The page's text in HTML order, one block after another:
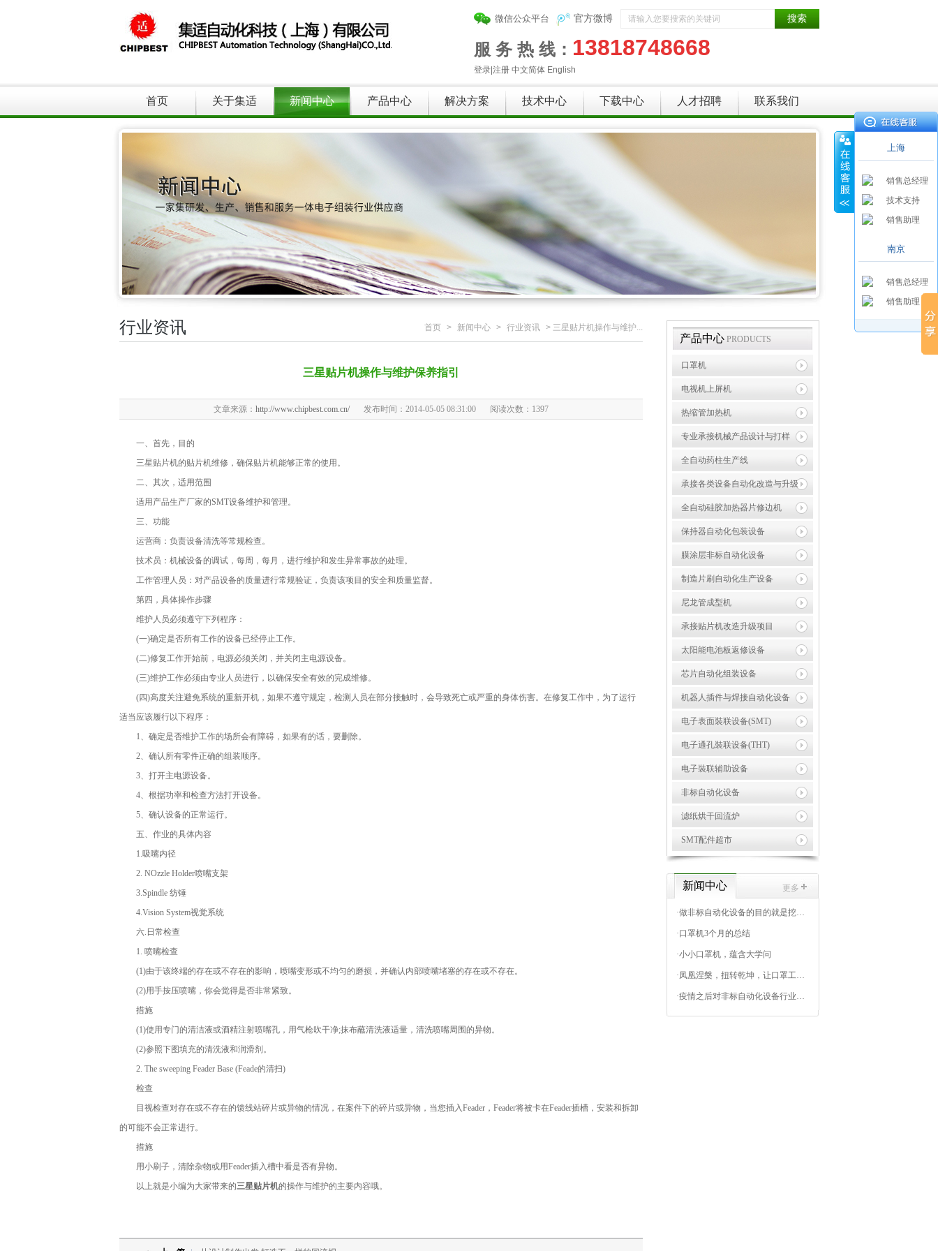
官方微博
微信公众平台
服 务 热 线： 13818748668
登录| 注册 中文简体 English
首页 关于集适 新闻中心 产品中心 解决方案 技术中心 下载中心 人才招聘 联系我们
行业资讯 首页 > 新闻中心 > 行业资讯 > 三星贴片机操作与维护...
三星贴片机操作与维护保养指引
文章来源： http://www.chipbest.com.cn/ 发布时间：2014-05-05 08:31:00 阅读次数： 1397
一、首先，目的
三星贴片机的贴片机维修，确保贴片机能够正常的使用。
二、其次，适用范围
适用产品生产厂家的SMT设备维护和管理。
三、功能
运营商：负责设备清洗等常规检查。
技术员：机械设备的调试，每周，每月，进行维护和发生异常事故的处理。
工作管理人员：对产品设备的质量进行常规验证，负责该项目的安全和质量监督。
第四，具体操作步骤
维护人员必须遵守下列程序：
(一)确定是否所有工作的设备已经停止工作。
(二)修复工作开始前，电源必须关闭，并关闭主电源设备。
(三)维护工作必须由专业人员进行，以确保安全有效的完成维修。
(四)高度关注避免系统的重新开机，如果不遵守规定，检测人员在部分接触时，会导致死亡或严重的身体伤害。在修复工作中，为了运行
适当应该履行以下程序：
1、确定是否维护工作的场所会有障碍，如果有的话，要删除。
2、确认所有零件正确的组装顺序。
3、打开主电源设备。
4、根据功率和检查方法打开设备。
5、确认设备的正常运行。
五、作业的具体内容
1.吸嘴内径
2. NOzzle Holder喷嘴支架
3.Spindle 纺锤
4.Vision System视觉系统
六.日常检查
1. 喷嘴检查
(1)由于该终端的存在或不存在的影响，喷嘴变形或不均匀的磨损，并确认内部喷嘴堵塞的存在或不存在。
(2)用手按压喷嘴，你会觉得是否非常紧致。
措施
(1)使用专门的清洁液或酒精注射喷嘴孔，用气枪吹干净;抹布蘸清洗液适量，清洗喷嘴周围的异物。
(2)参照下图填充的清洗液和润滑剂。
2. The sweeping Feader Base (Feade的清扫)
检查
目视检查对存在或不存在的馈线站碎片或异物的情况，在案件下的碎片或异物，当您插入Feader，Feader将被卡在Feader插槽，安装和拆卸
的可能不会正常进行。
措施
用小刷子，清除杂物或用Feader插入槽中看是否有异物。
以上就是小编为大家带来的三星贴片机的操作与维护的主要内容哦。
产品中心PRODUCTS
口罩机
电视机上屏机
热缩管加热机
专业承接机械产品设计与打样
全自动药柱生产线
承接各类设备自动化改造与升级
全自动硅胶加热器片修边机
保持器自动化包装设备
膜涂层非标自动化设备
制造片刷自动化生产设备
尼龙管成型机
承接贴片机改造升级项目
太阳能电池板返修设备
芯片自动化组装设备
机器人插件与焊接自动化设备
电子表面裝联设备(SMT)
电子通孔裝联设备(THT)
电子裝联辅助设备
非标自动化设备
滤纸烘干回流炉
SMT配件超市
更多
新闻中心
·做非标自动化设备的目的就是挖掘出标准自动化设备市场
·口罩机3个月的总结
·小小口罩机，蕴含大学问
·凤凰涅槃，扭转乾坤，让口罩工厂回归“上帝”角色
·疫情之后对非标自动化设备行业的思考
上海
销售总经理
技术支持
销售助理
南京
销售总经理
销售助理